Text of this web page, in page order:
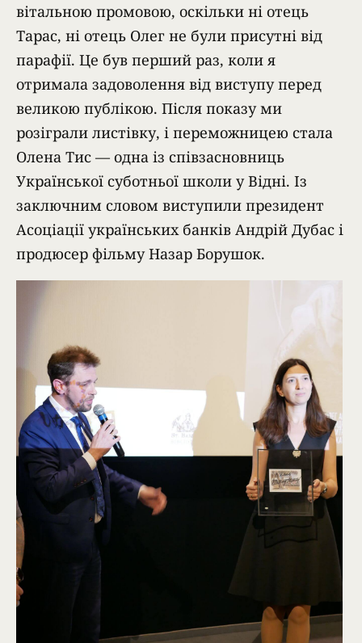
вітальною промовою, оскільки ні отець
Тарас, ні отець Олег не були присутні від
парафії. Це був перший раз, коли я
отримала задоволення від виступу перед
великою публікою. Після показу ми
розіграли листівку, і переможницею стала
Олена Тис — одна із співзасновниць
Української суботньої школи у Відні. Із
заключним словом виступили президент
Асоціації українських банків Андрій Дубас і
продюсер фільму Назар Борушок.